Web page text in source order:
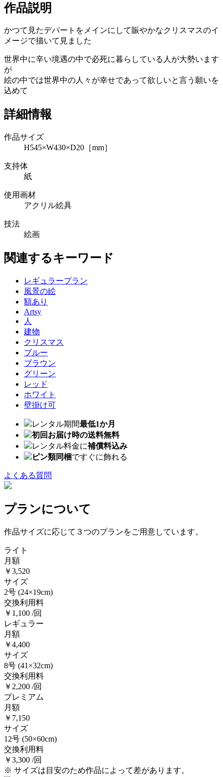
作品説明
かつて見たデパートをメインにして賑やかなクリスマスのイ
メージで描いて見ました
世界中に辛い境遇の中で必死に暮らしている人が大勢います
が
絵の中では世界中の人々が幸せであって欲しいと言う願いを
込めて
詳細情報
作品サイズ
H545×W430×D20［mm］
支持体
紙
使用画材
アクリル絵具
技法
絵画
関連するキーワード
レギュラープラン
風景の絵
額あり
Artsy
人
建物
クリスマス
ブルー
ブラウン
グリーン
レッド
ホワイト
壁掛け可
レンタル期間最低1か月
初回お届け時の送料無料
レンタル料金に補償料込み
ピン類同梱ですぐに飾れる
よくある質問
プランについて
作品サイズに応じて３つのプランをご用意しています。
ライト
月額
￥3,520
サイズ
2号 (24×19cm)
交換利用料
￥1,100 /回
レギュラー
月額
￥4,400
サイズ
8号 (41×32cm)
交換利用料
￥2,200 /回
プレミアム
月額
￥7,150
サイズ
12号 (50×60cm)
交換利用料
￥3,300 /回
※ サイズは目安のため作品によって差があります。